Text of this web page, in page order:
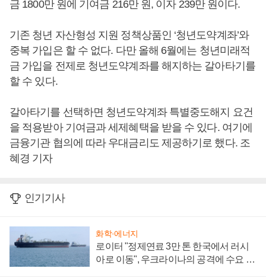
금 1800만 원에 기여금 216만 원, 이자 239만 원이다.
기존 청년 자산형성 지원 정책상품인 ‘청년도약계좌’와
중복 가입은 할 수 없다. 다만 올해 6월에는 청년미래적
금 가입을 전제로 청년도약계좌를 해지하는 갈아타기를
할 수 있다.
갈아타기를 선택하면 청년도약계좌 특별중도해지 요건
을 적용받아 기여금과 세제혜택을 받을 수 있다. 여기에
금융기관 협의에 따라 우대금리도 제공하기로 했다. 조
혜경 기자
인기기사
화학·에너지
로이터 "정제연료 3만 톤 한국에서 러시
아로 이동", 우크라이나의 공격에 수요 늘